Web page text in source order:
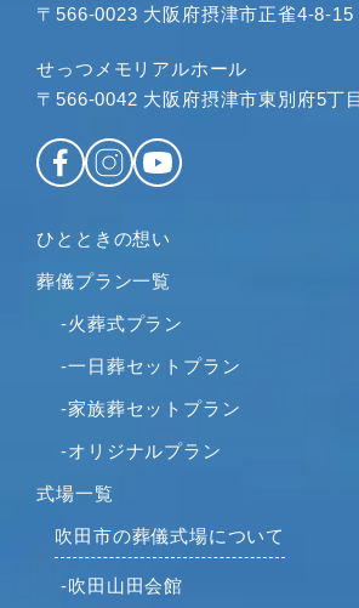
〒566-0023 大阪府摂津市正雀4-8-15
せっつメモリアルホール
〒566-0042 大阪府摂津市東別府5丁
ひとときの想い
葬儀プラン一覧
-火葬式プラン
-一日葬セットプラン
-家族葬セットプラン
-オリジナルプラン
式場一覧
吹田市の葬儀式場について
-吹田山田会館